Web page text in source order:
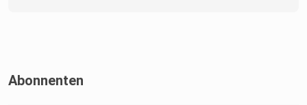
Abonnenten